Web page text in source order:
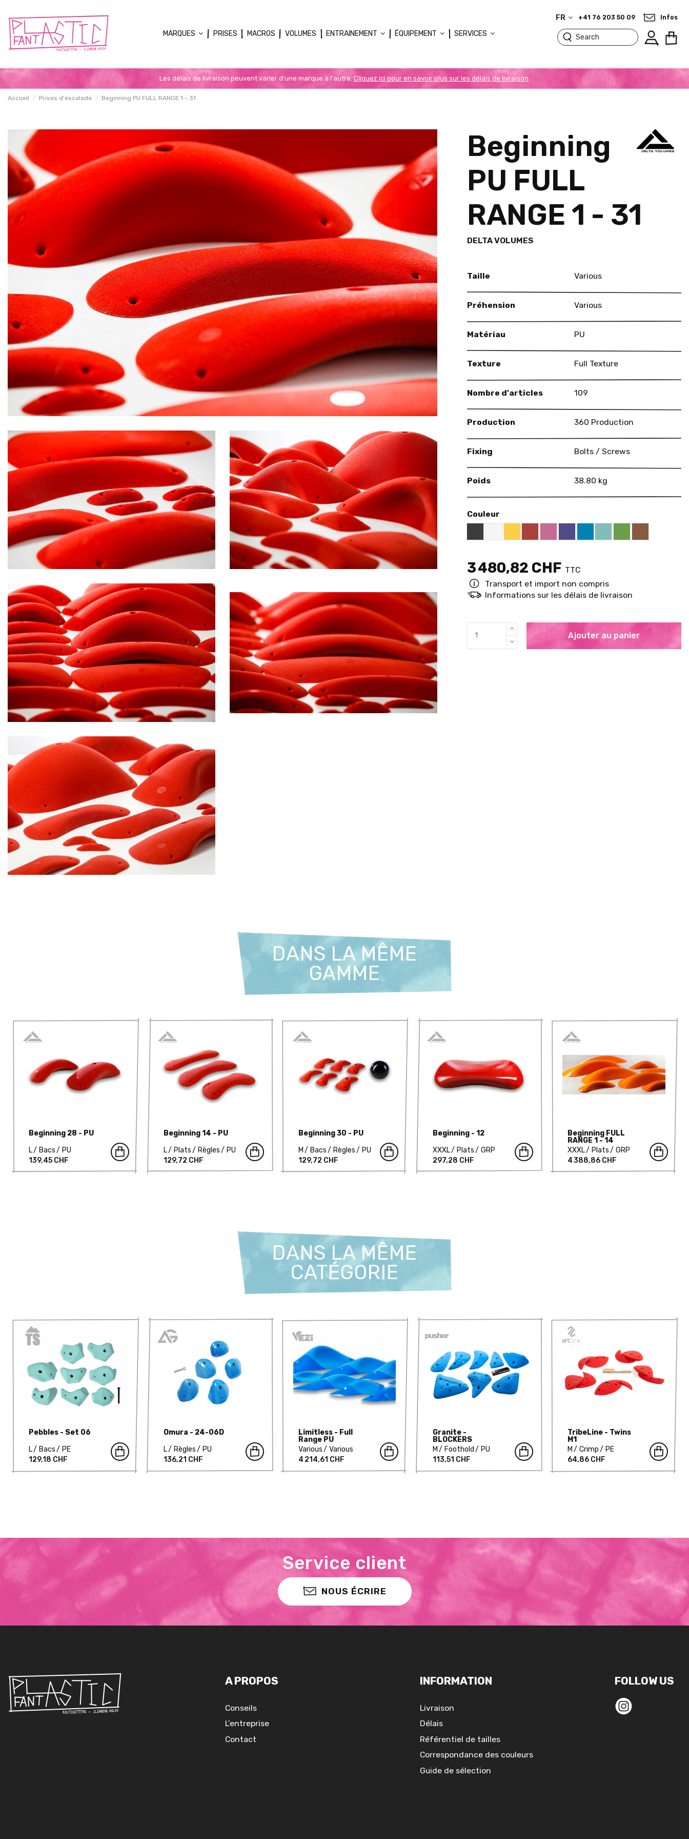
MARQUES PRISES MACROS VOLUMES ENTRAINEMENT ÉQUIPEMENT SERVICES
FR +41 76 203 50 09 Infos
Les délais de livraison peuvent varier d'une marque à l'autre. Cliquez ici pour en savoir plus sur les délais de livraison.
Accueil Prises d'escalade Beginning PU FULL RANGE 1 - 31
Beginning
PU FULL
RANGE 1 - 31
DELTA VOLUMES
Taille Various
Préhension Various
Matériau PU
Texture Full Texture
Nombre d'articles 109
Production 360 Production
Fixing Bolts / Screws
Poids 38.80 kg
Couleur
Black RAL 9005
WhiteYellow RAL 1018
Red RAL 3000
Pink RAL 4003
US Purple S4050 - R60B/M
Blue RAL 5015
Mint RAL 6027Brown RAL
3 480,82 CHF TTC
Transport et import non compris
Informations sur les délais de livraison
Ajouter au panier
DANS LA MÊME
GAMME
Beginning 28 - PU
L
Bacs
PU
139,45 CHF
Beginning 14 - PU
L
Plats Règles
PU
129,72 CHF
Beginning 30 - PU
M
Bacs Règles
PU
129,72 CHF
Beginning - 12
XXXL
Plats
GRP
297,28 CHF
Beginning FULL
RANGE 1 - 14
XXXL
Plats
GRP
4 388,86 CHF
DANS LA MÊME
CATÉGORIE
Pebbles - Set 06
L
Bacs
PE
129,18 CHF
Omura - 24-06D
L
Règles
PU
136,21 CHF
Limitless - Full
Range PU
Various
Various
4 214,61 CHF
Granite -
BLOCKERS
M
Foothold
PU
113,51 CHF
TribeLine - Twins
M1
M
Crimp
PE
64,86 CHF
Service client
NOUS ÉCRIRE
A PROPOS
Conseils
L'entreprise
Contact
INFORMATION
Livraison
Délais
Référentiel de tailles
Correspondance des couleurs
Guide de sélection
FOLLOW US